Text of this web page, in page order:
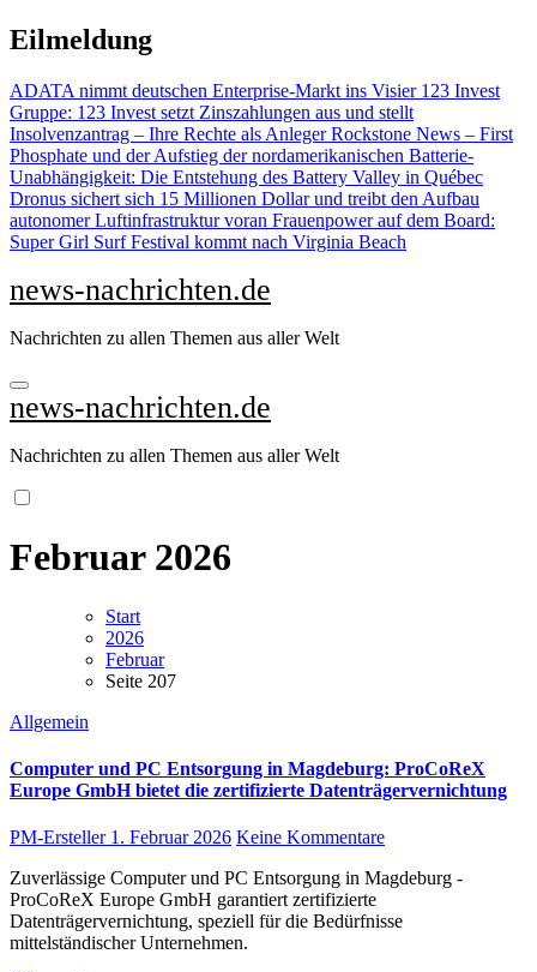
Zu
Inhalten
Eilmeldung
ADATA nimmt deutschen Enterprise-Markt ins Visier 123 Invest
Gruppe: 123 Invest setzt Zinszahlungen aus und stellt
Insolvenzantrag – Ihre Rechte als Anleger Rockstone News – First
Phosphate und der Aufstieg der nordamerikanischen Batterie-
Unabhängigkeit: Die Entstehung des Battery Valley in Québec
Dronus sichert sich 15 Millionen Dollar und treibt den Aufbau
autonomer Luftinfrastruktur voran Frauenpower auf dem Board:
Super Girl Surf Festival kommt nach Virginia Beach
news-nachrichten.de
Nachrichten zu allen Themen aus aller Welt
news-nachrichten.de
Nachrichten zu allen Themen aus aller Welt
Februar 2026
Start
2026
Februar
Seite 207
Allgemein
Computer und PC Entsorgung in Magdeburg: ProCoReX
Europe GmbH bietet die zertifizierte Datenträgervernichtung
PM-Ersteller 1. Februar 2026 Keine Kommentare
Zuverlässige Computer und PC Entsorgung in Magdeburg -
ProCoReX Europe GmbH garantiert zertifizierte
Datenträgervernichtung, speziell für die Bedürfnisse
mittelständischer Unternehmen.